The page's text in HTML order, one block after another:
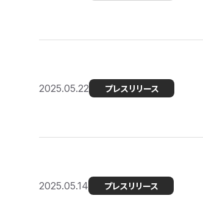
2025.05.22 プレスリリース
2025.05.14 プレスリリース